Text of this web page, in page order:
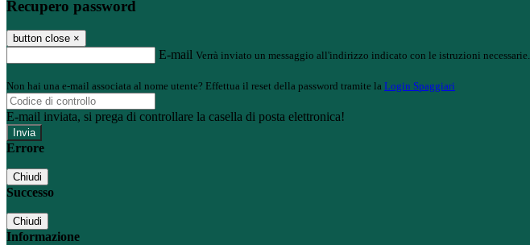
Recupero password
button close ×
E-mail Verrà inviato un messaggio all'indirizzo indicato con le istruzioni necessarie.
Non hai una e-mail associata al nome utente? Effettua il reset della password tramite la Login Spaggiari
E-mail inviata, si prega di controllare la casella di posta elettronica!
Errore
Chiudi
Successo
Chiudi
Informazione